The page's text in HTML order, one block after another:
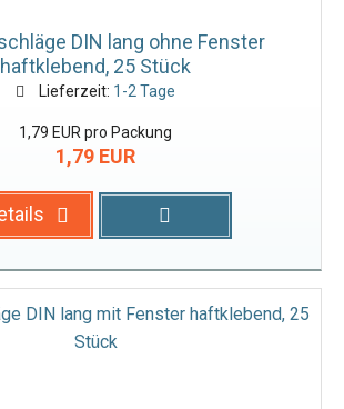
DIN lang ohne Fenster
haftklebend, 25 Stück
Lieferzeit: 1-2 Tage
1,79 EUR pro Packung
1,79 EUR